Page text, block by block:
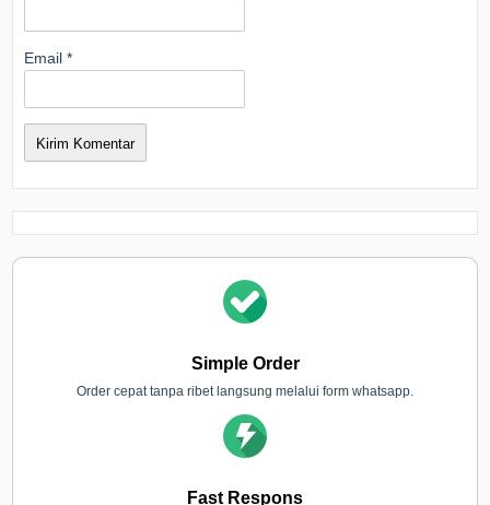
Email*
Simple Order
Order cepat tanpa ribet langsung melalui form whatsapp.
Fast Respons